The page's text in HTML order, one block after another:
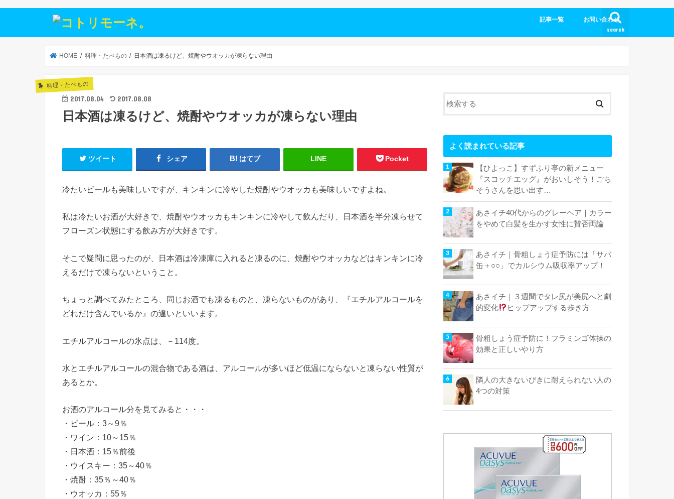
search
記事一覧 お問い合わせ
HOME 料理・たべもの 日本酒は凍るけど、焼酎やウオッカが凍らない理由
料理・たべもの
2017.08.04 2017.08.08
日本酒は凍るけど、焼酎やウオッカが凍らない理由
ツイート シェア はてブ LINE Pocket
冷たいビールも美味しいですが、キンキンに冷やした焼酎やウオッカも美味しいですよね。
私は冷たいお酒が大好きで、焼酎やウオッカもキンキンに冷やして飲んだり、日本酒を半分凍らせて
フローズン状態にする飲み方が大好きです。
そこで疑問に思ったのが、日本酒は冷凍庫に入れると凍るのに、焼酎やウオッカなどはキンキンに冷
えるだけで凍らないということ。
ちょっと調べてみたところ、同じお酒でも凍るものと、凍らないものがあり、『エチルアルコールを
どれだけ含んでいるか』の違いといいます。
エチルアルコールの氷点は、－114度。
水とエチルアルコールの混合物である酒は、アルコールが多いほど低温にならないと凍らない性質が
あるとか。
お酒のアルコール分を見てみると・・・
・ビール：3～9％
・ワイン：10～15％
・日本酒：15％前後
・ウイスキー：35～40％
・焼酎：35％～40％
・ウオッカ：55％
よく読まれている記事
【ひよっこ】すずふり亭の新メニュー
『スコッチエッグ』がおいしそう！ごち
そうさんを思い出す…
あさイチ40代からのグレーヘア｜カラー
をやめて白髪を生かす女性に賛否両論
あさイチ｜骨粗しょう症予防には「サバ
缶＋○○」でカルシウム吸収率アップ！
あさイチ｜３週間でタレ尻が美尻へと劇
的変化
ヒップアップする歩き方
骨粗しょう症予防に！フラミンゴ体操の
効果と正しいやり方
隣人の大きないびきに耐えられない人の
4つの対策